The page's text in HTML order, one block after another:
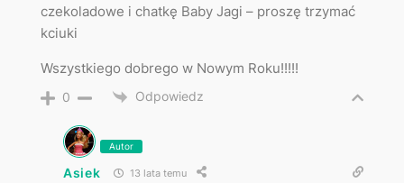
czekoladowe i chatkę Baby Jagi – proszę trzymać
kciuki
Wszystkiego dobrego w Nowym Roku!!!!!
0 Odpowiedz
Autor
Asiek 13 lata temu